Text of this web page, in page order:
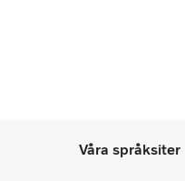
Våra språksiter